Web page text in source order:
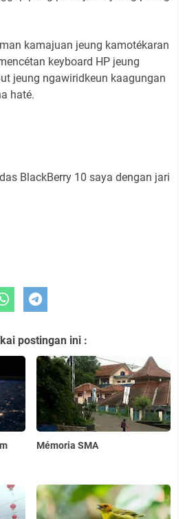
kamajuan jeung kamotékaran
keyboard HP jeung
jeung ngawiridkeun kaagungan
haté.
BlackBerry 10 saya dengan jari
postingan ini :
Mémoria SMA